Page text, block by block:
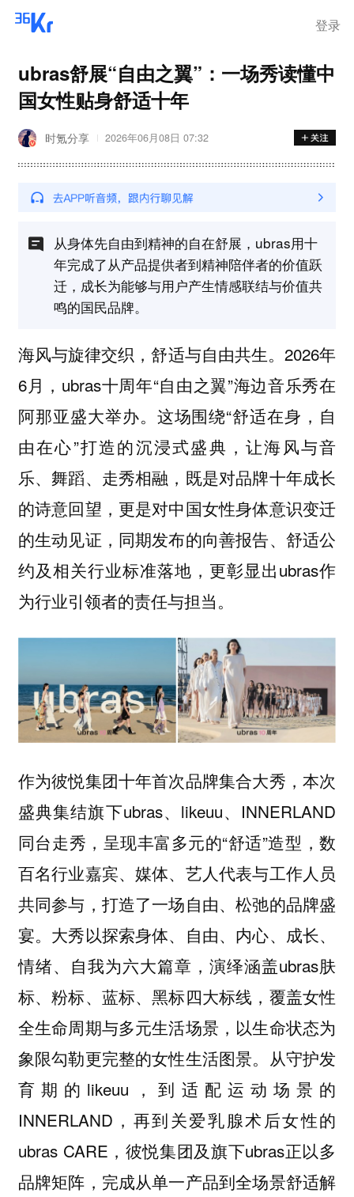
登录
ubras舒展“自由之翼”：一场秀读懂中
国女性贴身舒适十年
时氪分享 2026年06月08日 07:32
从身体先自由到精神的自在舒展，ubras用十
年完成了从产品提供者到精神陪伴者的价值跃
迁，成长为能够与用户产生情感联结与价值共
鸣的国民品牌。
海风与旋律交织，舒适与自由共生。2026年
6月，ubras十周年“自由之翼”海边音乐秀在
阿那亚盛大举办。这场围绕“舒适在身，自
由在心”打造的沉浸式盛典，让海风与音
乐、舞蹈、走秀相融，既是对品牌十年成长
的诗意回望，更是对中国女性身体意识变迁
的生动见证，同期发布的向善报告、舒适公
约及相关行业标准落地，更彰显出ubras作
为行业引领者的责任与担当。
作为彼悦集团十年首次品牌集合大秀，本次
盛典集结旗下ubras、likeuu、INNERLAND
同台走秀，呈现丰富多元的“舒适”造型，数
百名行业嘉宾、媒体、艺人代表与工作人员
共同参与，打造了一场自由、松弛的品牌盛
宴。大秀以探索身体、自由、内心、成长、
情绪、自我为六大篇章，演绎涵盖ubras肤
标、粉标、蓝标、黑标四大标线，覆盖女性
全生命周期与多元生活场景，以生命状态为
象限勾勒更完整的女性生活图景。从守护发
育期的likeuu，到适配运动场景的
INNERLAND，再到关爱乳腺术后女性的
ubras CARE，彼悦集团及旗下ubras正以多
品牌矩阵，完成从单一产品到全场景舒适解